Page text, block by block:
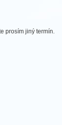
prosím jiný termín.